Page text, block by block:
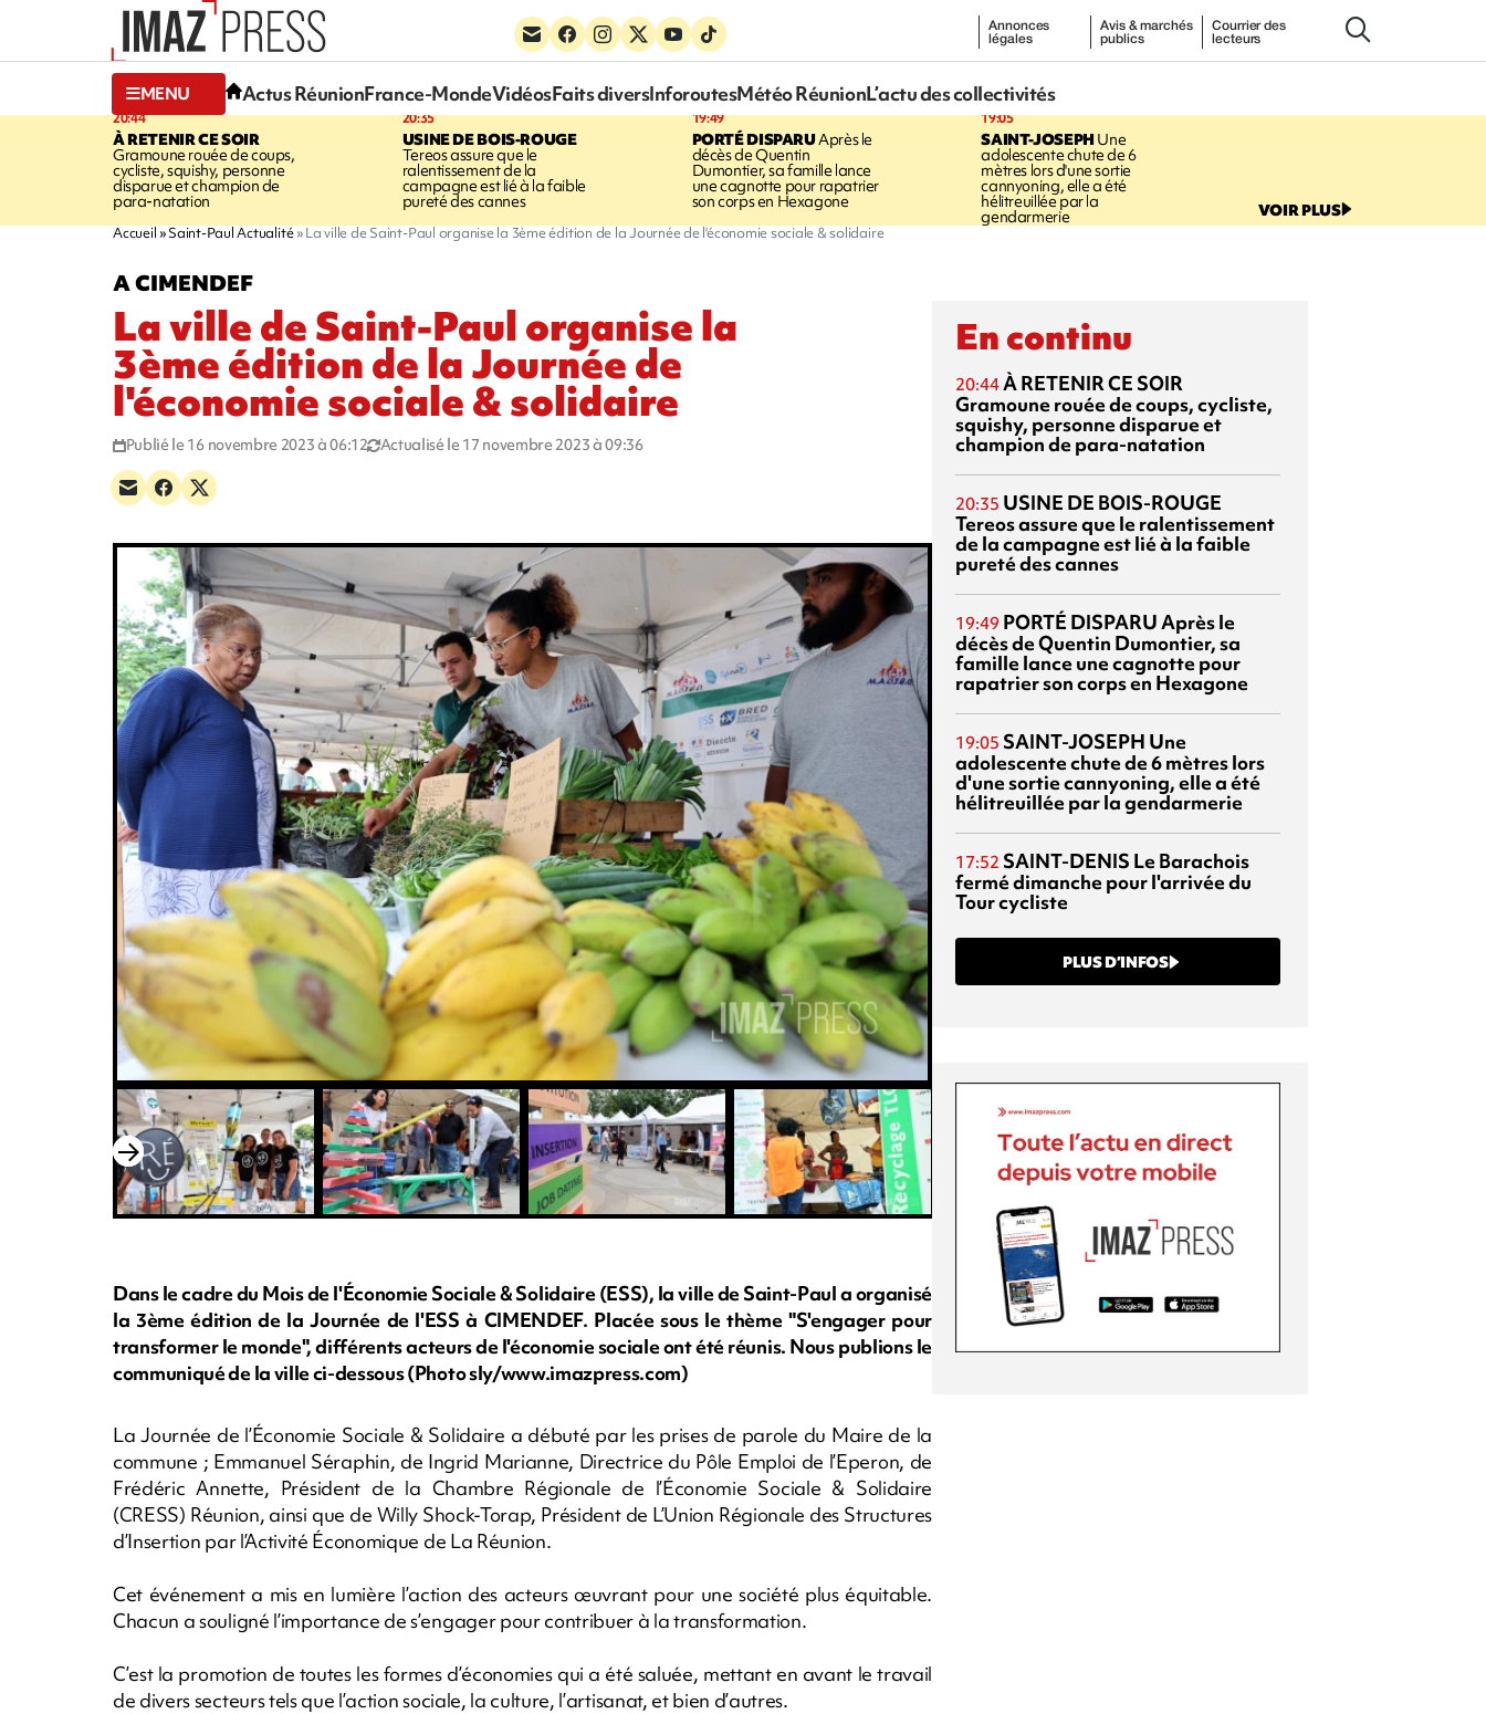
Annonces
légales
Avis & marchés
publics
Courrier des
lecteurs
MENU Actus RéunionFrance-MondeVidéosFaits diversInforoutesMétéo RéunionL’actu des collectivités
20:44
À RETENIR CE SOIR
Gramoune rouée de coups,
cycliste, squishy, personne
disparue et champion de
para-natation
20:35
USINE DE BOIS-ROUGE
Tereos assure que le
ralentissement de la
campagne est lié à la faible
pureté des cannes
19:49
PORTÉ DISPARUAprès le
décès de Quentin
Dumontier, sa famille lance
une cagnotte pour rapatrier
son corps en Hexagone
19:05
SAINT-JOSEPHUne
adolescente chute de 6
mètres lors d'une sortie
cannyoning, elle a été
hélitreuillée par la
gendarmerie VOIR PLUS
Accueil Saint-Paul Actualité La ville de Saint-Paul organise la 3ème édition de la Journée de l'économie sociale & solidaire
A CIMENDEF
La ville de Saint-Paul organise la
3ème édition de la Journée de
l'économie sociale & solidaire
Publié le 16 novembre 2023 à 06:12 Actualisé le 17 novembre 2023 à 09:36
Dans le cadre du Mois de l'Économie Sociale & Solidaire (ESS), la ville de Saint-Paul a organisé
la 3ème édition de la Journée de l'ESS à CIMENDEF. Placée sous le thème "S'engager pour
transformer le monde", différents acteurs de l'économie sociale ont été réunis. Nous publions le
communiqué de la ville ci-dessous (Photo sly/www.imazpress.com)
La Journée de l’Économie Sociale & Solidaire a débuté par les prises de parole du Maire de la
commune ; Emmanuel Séraphin, de Ingrid Marianne, Directrice du Pôle Emploi de l’Eperon, de
Frédéric Annette, Président de la Chambre Régionale de l’Économie Sociale & Solidaire
(CRESS) Réunion, ainsi que de Willy Shock-Torap, Président de L’Union Régionale des Structures
d’Insertion par l’Activité Économique de La Réunion.
Cet événement a mis en lumière l’action des acteurs œuvrant pour une société plus équitable.
Chacun a souligné l’importance de s’engager pour contribuer à la transformation.
C’est la promotion de toutes les formes d’économies qui a été saluée, mettant en avant le travail
de divers secteurs tels que l’action sociale, la culture, l’artisanat, et bien d’autres.
En continu
20:44À RETENIR CE SOIR
Gramoune rouée de coups, cycliste,
squishy, personne disparue et
champion de para-natation
20:35 USINE DE BOIS-ROUGE
Tereos assure que le ralentissement
de la campagne est lié à la faible
pureté des cannes
19:49 PORTÉ DISPARUAprès le
décès de Quentin Dumontier, sa
famille lance une cagnotte pour
rapatrier son corps en Hexagone
19:05 SAINT-JOSEPH Une
adolescente chute de 6 mètres lors
d'une sortie cannyoning, elle a été
hélitreuillée par la gendarmerie
17:52 SAINT-DENIS Le Barachois
fermé dimanche pour l'arrivée du
Tour cycliste
PLUS D’INFOS